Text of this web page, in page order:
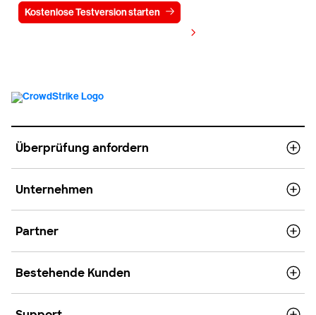
Kostenlose Testversion starten
Überprüfung anfordern
Unternehmen
Partner
Bestehende Kunden